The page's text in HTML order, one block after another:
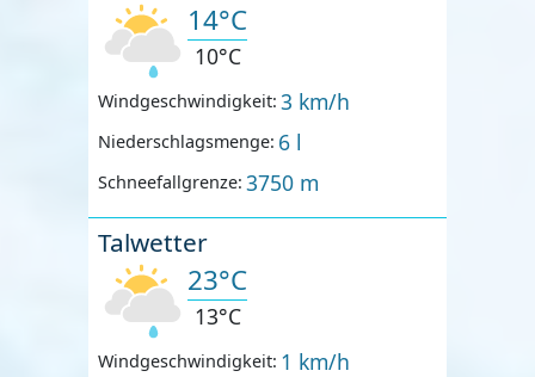
14°C
10°C
Windgeschwindigkeit: 3 km/h
Niederschlagsmenge: 6 l
Schneefallgrenze: 3750 m
Talwetter
23°C
13°C
Windgeschwindigkeit: 1 km/h